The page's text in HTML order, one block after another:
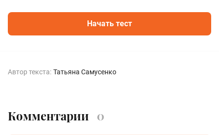
Начать тест
Автор текста: Татьяна Самусенко
Комментарии 0